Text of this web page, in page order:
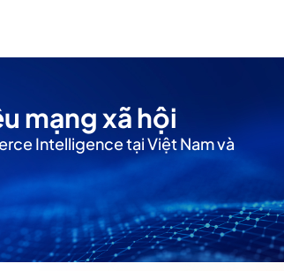
mạng xã hội
Intelligence tại Việt Nam và